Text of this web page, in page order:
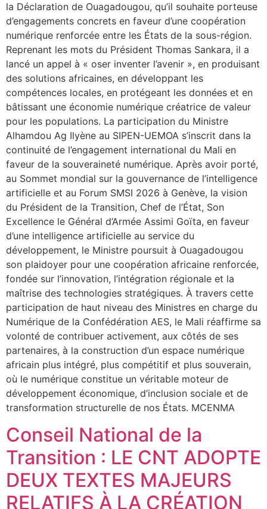
la Déclaration de Ouagadougou, qu’il souhaite porteuse
d’engagements concrets en faveur d’une coopération
numérique renforcée entre les États de la sous-région.
Reprenant les mots du Président Thomas Sankara, il a
lancé un appel à « oser inventer l’avenir », en produisant
des solutions africaines, en développant les
compétences locales, en protégeant les données et en
bâtissant une économie numérique créatrice de valeur
pour les populations. La participation du Ministre
Alhamdou Ag Ilyène au SIPEN-UEMOA s’inscrit dans la
continuité de l’engagement international du Mali en
faveur de la souveraineté numérique. Après avoir porté,
au Sommet mondial sur la gouvernance de l’intelligence
artificielle et au Forum SMSI 2026 à Genève, la vision
du Président de la Transition, Chef de l’État, Son
Excellence le Général d’Armée Assimi Goïta, en faveur
d’une intelligence artificielle au service du
développement, le Ministre poursuit à Ouagadougou
son plaidoyer pour une coopération africaine renforcée,
fondée sur l’innovation, l’intégration régionale et la
maîtrise des technologies stratégiques. À travers cette
participation de haut niveau des Ministres en charge du
Numérique de la Confédération AES, le Mali réaffirme sa
volonté de contribuer activement, aux côtés de ses
partenaires, à la construction d’un espace numérique
africain plus intégré, plus compétitif et plus souverain,
où le numérique constitue un véritable moteur de
développement économique, d’inclusion sociale et de
transformation structurelle de nos États. MCENMA
Conseil National de la
Transition : LE CNT ADOPTE
DEUX TEXTES MAJEURS
RELATIFS À LA CRÉATION